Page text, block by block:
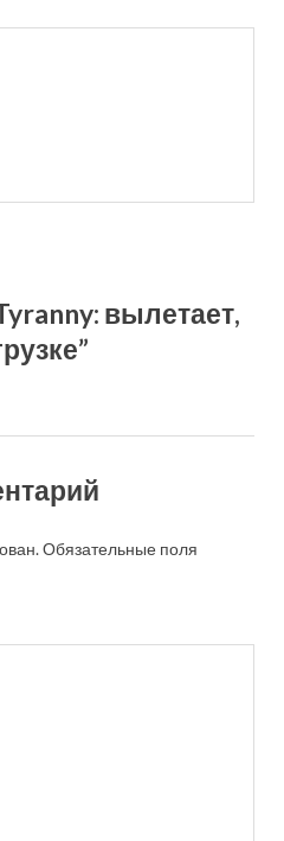
вылетает,
Обязательные поля